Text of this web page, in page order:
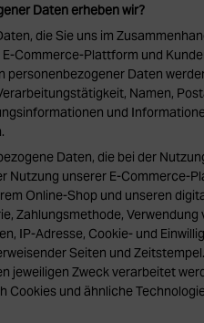
Daten erheben wir?
die Sie uns im
Commerce-Plattform und
Daten
Namen,
und
Daten, die bei der
Nutzung unserer E-Commerce-
Online-Shop und unseren
Zahlungsmethode,
IP-Adresse, Cookie- und
Seiten und
jeweiligen Zweck verarbeitet
Cookies und ähnliche